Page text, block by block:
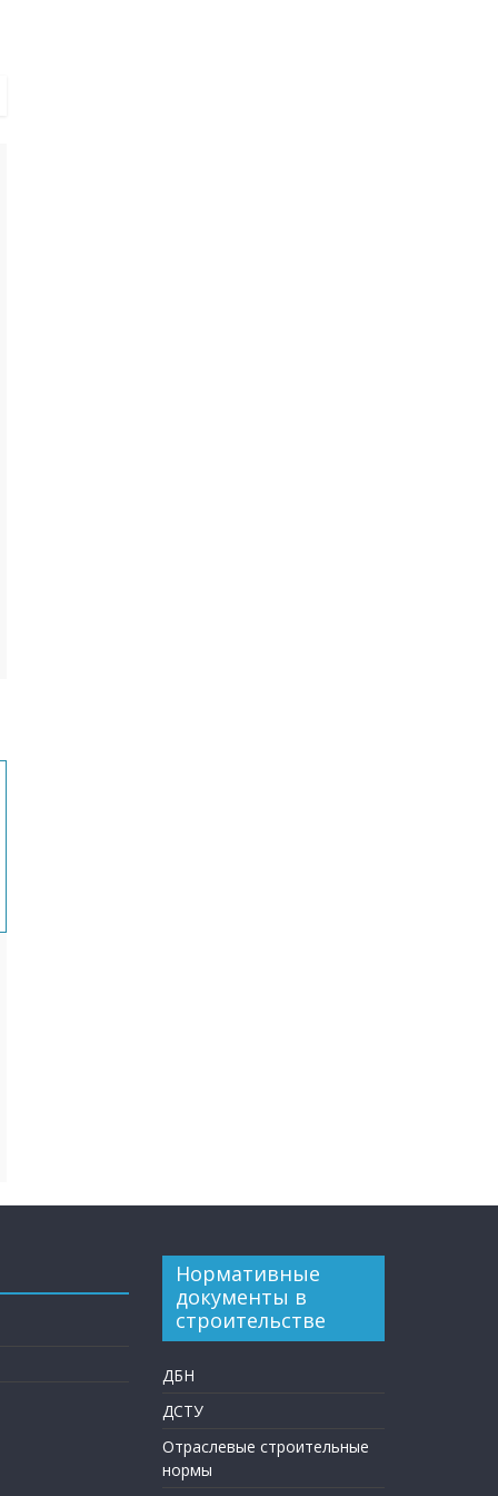
Нормативные
документы в
строительстве
ДБН
ДСТУ
Отраслевые строительные
нормы